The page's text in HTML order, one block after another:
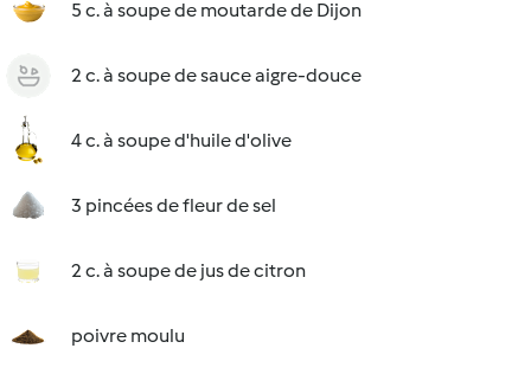
5 c. à soupe de moutarde de Dijon
2 c. à soupe de sauce aigre-douce
4 c. à soupe d'huile d'olive
3 pincées de fleur de sel
2 c. à soupe de jus de citron
poivre moulu